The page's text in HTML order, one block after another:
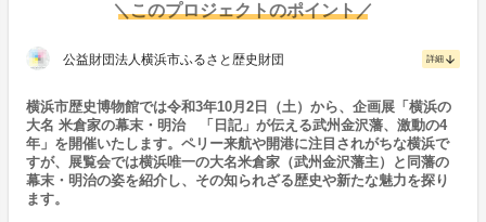
＼このプロジェクトのポイント／
公益財団法人横浜市ふるさと歴史財団 詳細 arrow_downward
横浜市歴史博物館では令和3年10月2日（土）から、企画展「横浜の
大名 米倉家の幕末・明治 「日記」が伝える武州金沢藩、激動の4
年」を開催いたします。ペリー来航や開港に注目されがちな横浜で
すが、展覧会では横浜唯一の大名米倉家（武州金沢藩主）と同藩の
幕末・明治の姿を紹介し、その知られざる歴史や新たな魅力を探り
ます。